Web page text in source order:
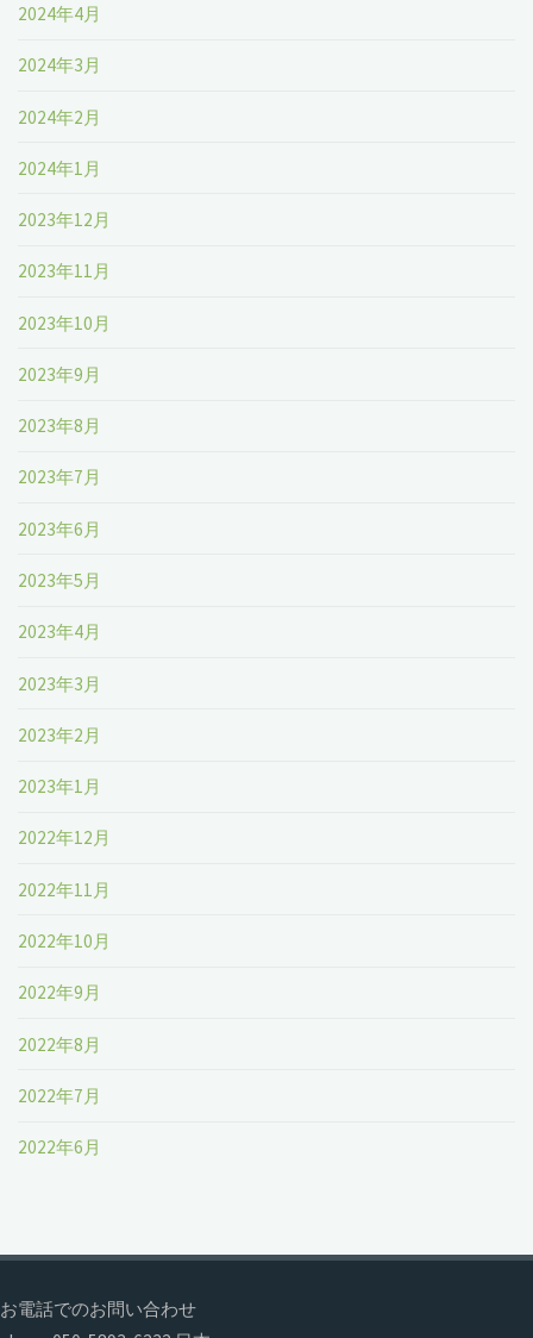
2024年4月
2024年3月
2024年2月
2024年1月
2023年12月
2023年11月
2023年10月
2023年9月
2023年8月
2023年7月
2023年6月
2023年5月
2023年4月
2023年3月
2023年2月
2023年1月
2022年12月
2022年11月
2022年10月
2022年9月
2022年8月
2022年7月
2022年6月
お電話でのお問い合わせ